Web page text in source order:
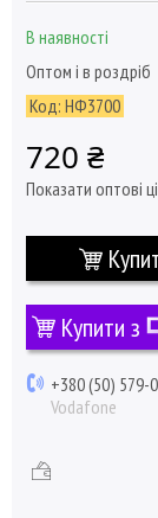
В наявності
Оптом і в роздріб
Код: НФ3700
720 ₴
Показати оптові
Купити з
+380 (50) 579-
Vodafone